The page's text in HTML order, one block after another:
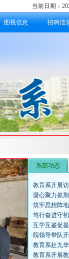
当前日期：
图视信息 招聘信
系部动态
·教育系开展
·凝心聚力抓
·筑牢思想阵
·笃行奋进守
·互学互鉴促
·院领导带队
·教育系赴九
·教育系开展